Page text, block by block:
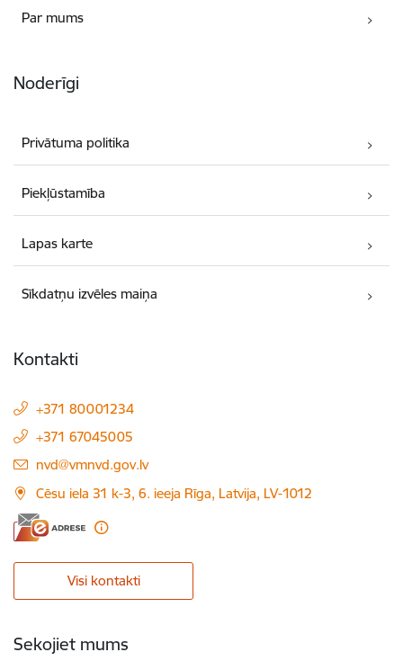
Par mums
Noderīgi
Privātuma politika
Piekļūstamība
Lapas karte
Sīkdatņu izvēles maiņa
Kontakti
+371 80001234
+371 67045005
E-pasts:
nvd@vmnvd.gov.lv
Cēsu iela 31 k-3, 6. ieeja Rīga, Latvija, LV-1012
Visi kontakti
Sekojiet mums